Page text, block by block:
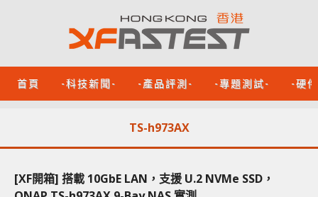
首頁 -科技新聞- -產品評測- -專題測試- -硬
TS-h973AX
[XF開箱] 搭載 10GbE LAN，支援 U.2 NVMe SSD，